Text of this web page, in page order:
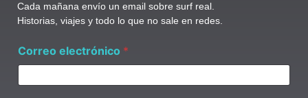
Cada mañana envío un email sobre surf real.
Historias, viajes y todo lo que no sale en redes.
l
e
Correo electrónico *